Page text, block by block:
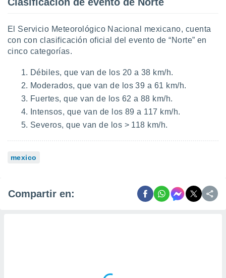
El Servicio Meteorológico Nacional mexicano, cuenta
con con clasificación oficial del evento de “Norte” en
cinco categorías.
Débiles, que van de los 20 a 38 km/h.
Moderados, que van de los 39 a 61 km/h.
Fuertes, que van de los 62 a 88 km/h.
Intensos, que van de los 89 a 117 km/h.
Severos, que van de los > 118 km/h.
mexico
Compartir en: